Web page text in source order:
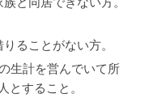
ることがない方。
生計を営んでいて所
とすること。